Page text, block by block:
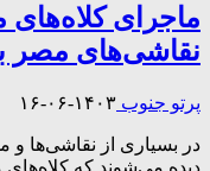
ماجرای
نقاشی‌های مصر
پرتو جنوب ۱۴۰۳-۰۶-۱۶
در بسیاری از نقاشی‌ها
دیده می‌شوند که